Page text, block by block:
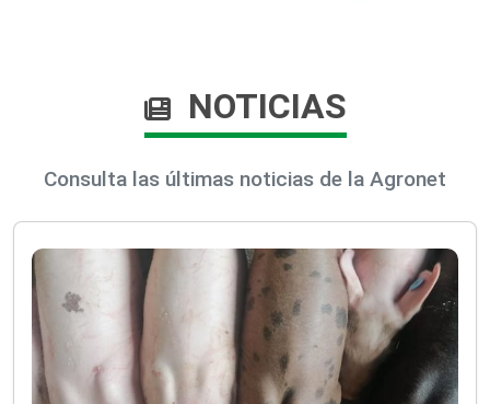
NOTICIAS
Consulta las últimas noticias de la Agronet